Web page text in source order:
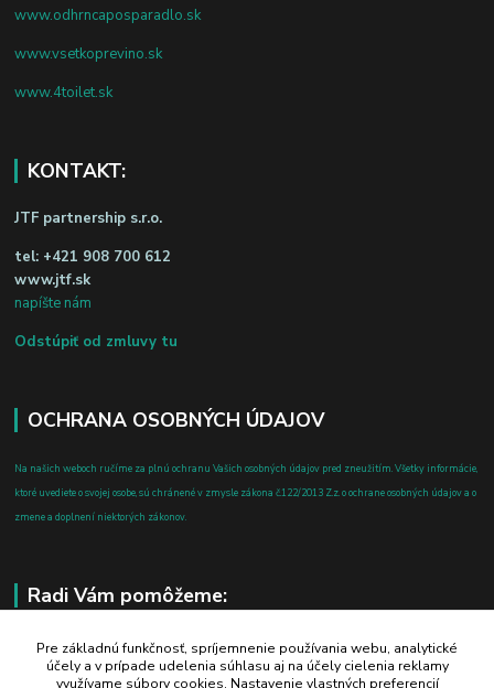
www.odhrncaposparadlo.sk
www.vsetkoprevino.sk
www.4toilet.sk
KONTAKT:
JTF partnership s.r.o.
tel: +421 908 700 612
www.jtf.sk
napíšte nám
Odstúpiť od zmluvy tu
OCHRANA OSOBNÝCH ÚDAJOV
Na našich weboch ručíme za plnú ochranu Vašich osobných údajov pred zneužitím. Všetky informácie,
ktoré uvediete o svojej osobe, sú chránené v zmysle zákona č.122/2013 Z.z. o ochrane osobných údajov a o
zmene a doplnení niektorých zákonov.
Radi Vám pomôžeme:
+421 908 700 612
po-pia: 8.00 - 16.00
Pre základnú funkčnosť, spríjemnenie používania webu, analytické
účely a v prípade udelenia súhlasu aj na účely cielenia reklamy
využívame súbory cookies. Nastavenie vlastných preferencií